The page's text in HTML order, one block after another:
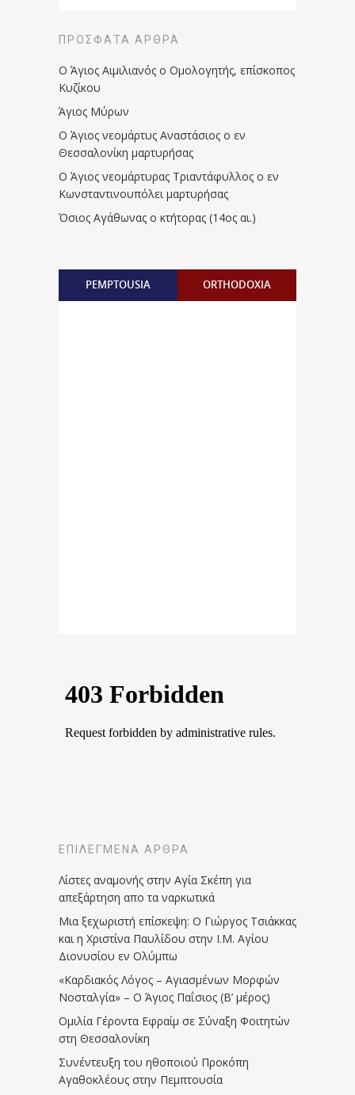
ΠΡΌΣΦΑΤΑ ΆΡΘΡΑ
Ο Άγιος Αιμιλιανός ο Ομολογητής, επίσκοπος
Κυζίκου
Άγιος Μύρων
Ο Άγιος νεομάρτυς Αναστάσιος ο εν
Θεσσαλονίκη μαρτυρήσας
Ο Άγιος νεομάρτυρας Τριαντάφυλλος ο εν
Κωνσταντινουπόλει μαρτυρήσας
Όσιος Αγάθωνας ο κτήτορας (14ος αι.)
PEMPTOUSIA ORTHODOXIA
ΕΠΙΛΕΓΜΈΝΑ ΆΡΘΡΑ
Λίστες αναμονής στην Αγία Σκέπη για
απεξάρτηση απο τα ναρκωτικά
Μια ξεχωριστή επίσκεψη: Ο Γιώργος Τσιάκκας
και η Χριστίνα Παυλίδου στην Ι.Μ. Αγίου
Διονυσίου εν Ολύμπω
«Καρδιακός Λόγος – Αγιασμένων Μορφών
Νοσταλγία» – Ο Άγιος Παΐσιος (Β’ μέρος)
Ομιλία Γέροντα Εφραίμ σε Σύναξη Φοιτητών
στη Θεσσαλονίκη
Συνέντευξη του ηθοποιού Προκόπη
Αγαθοκλέους στην Πεμπτουσία